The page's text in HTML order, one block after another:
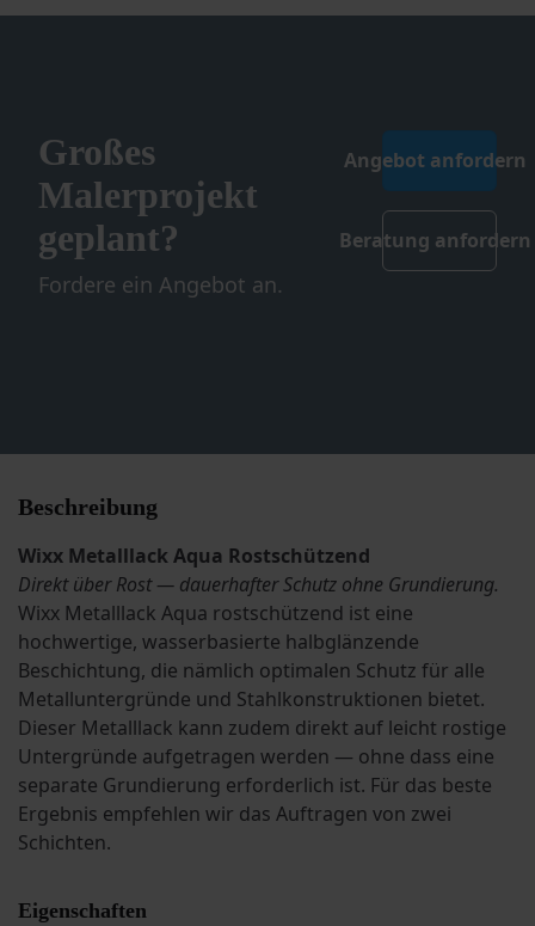
Großes
Malerprojekt
geplant?
Fordere ein Angebot an.
Angebot anfordern
Beratung anfordern
Beschreibung
Wixx Metalllack Aqua Rostschützend
Direkt über Rost — dauerhafter Schutz ohne Grundierung.
Wixx Metalllack Aqua rostschützend ist eine
hochwertige, wasserbasierte halbglänzende
Beschichtung, die nämlich optimalen Schutz für alle
Metalluntergründe und Stahlkonstruktionen bietet.
Dieser Metalllack kann zudem direkt auf leicht rostige
Untergründe aufgetragen werden — ohne dass eine
separate Grundierung erforderlich ist. Für das beste
Ergebnis empfehlen wir das Auftragen von zwei
Schichten.
Eigenschaften